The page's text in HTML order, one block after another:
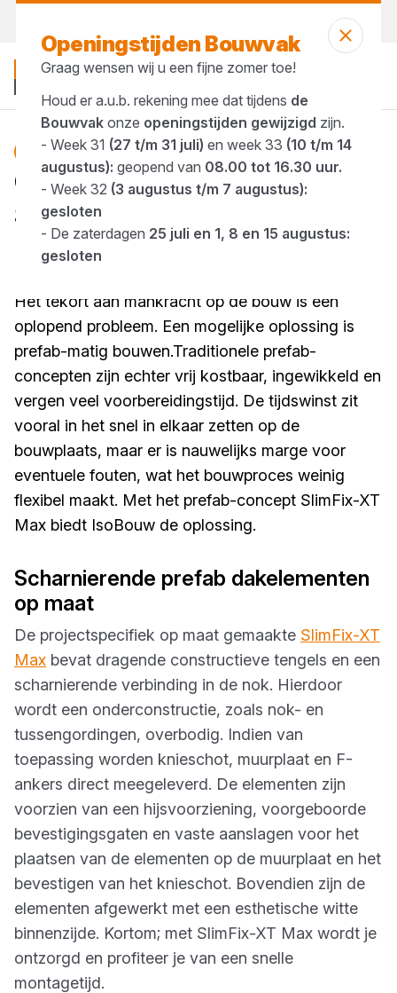
Blog prefab
Gordingloos bouwen met
SlimFix-XT Max
1 minuut lezen
Het tekort aan mankracht op de bouw is een
oplopend probleem. Een mogelijke oplossing is
prefab-matig bouwen.Traditionele prefab-
concepten zijn echter vrij kostbaar, ingewikkeld en
vergen veel voorbereidingstijd. De tijdswinst zit
vooral in het snel in elkaar zetten op de
bouwplaats, maar er is nauwelijks marge voor
eventuele fouten, wat het bouwproces weinig
flexibel maakt. Met het prefab-concept SlimFix-XT
Max biedt IsoBouw de oplossing.
Scharnierende prefab dakelementen
op maat
De projectspecifiek op maat gemaakte SlimFix-XT
Max bevat dragende constructieve tengels en een
scharnierende verbinding in de nok. Hierdoor
wordt een onderconstructie, zoals nok- en
tussengordingen, overbodig. Indien van
toepassing worden knieschot, muurplaat en F-
ankers direct meegeleverd. De elementen zijn
voorzien van een hijsvoorziening, voorgeboorde
bevestigingsgaten en vaste aanslagen voor het
plaatsen van de elementen op de muurplaat en het
bevestigen van het knieschot. Bovendien zijn de
elementen afgewerkt met een esthetische witte
binnenzijde. Kortom; met SlimFix-XT Max wordt je
ontzorgd en profiteer je van een snelle
montagetijd.
Openingstijden Bouwvak
Graag wensen wij u een fijne zomer toe!
Houd er a.u.b. rekening mee dat tijdens de
Bouwvakonze openingstijden gewijzigd zijn.
- Week 31 (27 t/m 31 juli) en week 33 (10 t/m 14
augustus): geopend van 08.00 tot 16.30 uur.
- Week 32 (3 augustus t/m 7 augustus):
gesloten
- De zaterdagen 25 juli en 1, 8 en 15 augustus:
gesloten